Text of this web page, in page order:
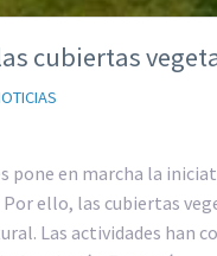
cubiertas
en marcha la
ello, las cubiertas
Las actividades han